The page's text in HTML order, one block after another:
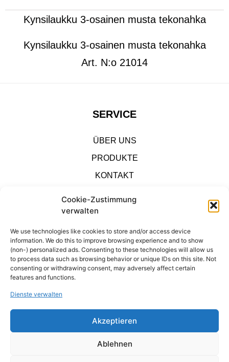
Cookie-Zustimmung
verwalten
We use technologies like cookies to store and/or access device
information. We do this to improve browsing experience and to show
(non-) personalized ads. Consenting to these technologies will allow us
to process data such as browsing behavior or unique IDs on this site. Not
consenting or withdrawing consent, may adversely affect certain
features and functions.
Dienste verwalten
Akzeptieren
Ablehnen
Kynsilaukku 3-osainen musta tekonahka
Kynsilaukku 3-osainen musta tekonahka
Art. N:o 21014
SERVICE
ÜBER UNS
PRODUKTE
KONTAKT
DATENSCHUTZ
KONTAKT
PRODUKTE